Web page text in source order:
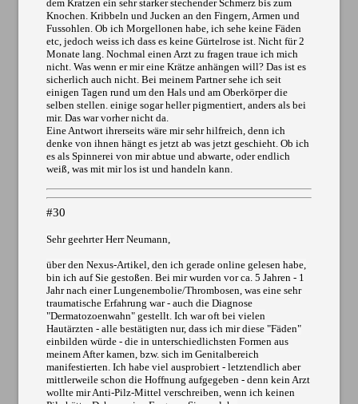
dem Kratzen ein sehr starker stechender Schmerz bis zum
Knochen. Kribbeln und Jucken an den Fingern, Armen und
Fussohlen. Ob ich Morgellonen habe, ich sehe keine Fäden
etc, jedoch weiss ich dass es keine Gürtelrose ist. Nicht für 2
Monate lang. Nochmal einen Arzt zu fragen traue ich mich
nicht. Was wenn er mir eine Krätze anhängen will? Das ist es
sicherlich auch nicht. Bei meinem Partner sehe ich seit
einigen Tagen rund um den Hals und am Oberkörper die
selben stellen. einige sogar heller pigmentiert, anders als bei
mir. Das war vorher nicht da.
Eine Antwort ihrerseits wäre mir sehr hilfreich, denn ich
denke von ihnen hängt es jetzt ab was jetzt geschieht. Ob ich
es als Spinnerei von mir abtue und abwarte, oder endlich
weiß, was mit mir los ist und handeln kann.
#30
Sehr geehrter Herr Neumann,
über den Nexus-Artikel, den ich gerade online gelesen habe,
bin ich auf Sie gestoßen. Bei mir wurden vor ca. 5 Jahren - 1
Jahr nach einer Lungenembolie/Thrombosen, was eine sehr
traumatische Erfahrung war - auch die Diagnose
"Dermatozoenwahn" gestellt. Ich war oft bei vielen
Hautärzten - alle bestätigten nur, dass ich mir diese "Fäden"
einbilden würde - die in unterschiedlichsten Formen aus
meinem After kamen, bzw. sich im Genitalbereich
manifestierten. Ich habe viel ausprobiert - letztendlich aber
mittlerweile schon die Hoffnung aufgegeben - denn kein Arzt
wollte mir Anti-Pilz-Mittel verschreiben, wenn ich keinen